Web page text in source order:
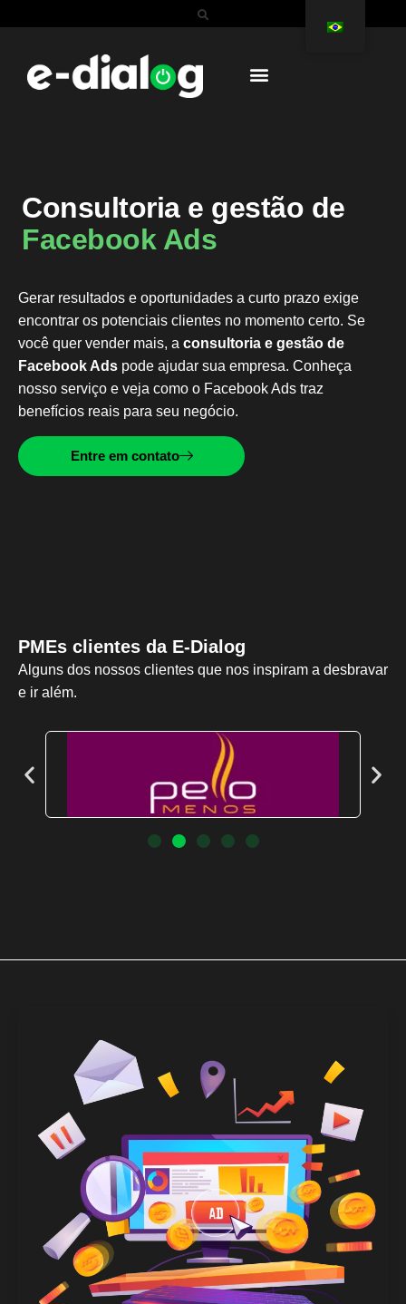
Consultoria e gestão de
Facebook Ads
Gerar resultados e oportunidades a curto prazo exige
encontrar os potenciais clientes no momento certo. Se
você quer vender mais, a consultoria e gestão de
Facebook Ads pode ajudar sua empresa. Conheça
nosso serviço e veja como o Facebook Ads traz
benefícios reais para seu negócio.
Entre em contato
PMEs clientes da E-Dialog
Alguns dos nossos clientes que nos inspiram a desbravar
e ir além.